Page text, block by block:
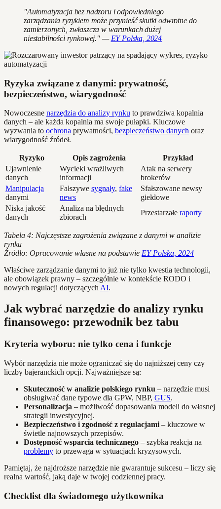
"Automatyzacja bez nadzoru i odpowiedniego
zarządzania ryzykiem może przynieść skutki odwrotne do
zamierzonych, zwłaszcza w warunkach dużej
niestabilności rynkowej." — EY Polska, 2024
Ryzyka związane z danymi: prywatność,
bezpieczeństwo, wiarygodność
Nowoczesne narzędzia do analizy rynku to prawdziwa kopalnia
danych – ale każda kopalnia ma swoje pułapki. Kluczowe
wyzwania to ochrona prywatności, bezpieczeństwo danych oraz
wiarygodność źródeł.
Ryzyko Opis zagrożenia
Przykład
Ujawnienie
danych
Wycieki wrażliwych
informacji
Atak na serwery
brokerów
Manipulacja
danymi
Fałszywe sygnały, fake
news
Sfałszowane newsy
giełdowe
Niska jakość
danych
Analiza na błędnych
zbiorach
Przestarzałe raporty
Tabela 4: Najczęstsze zagrożenia związane z danymi w analizie
rynku
Źródło: Opracowanie własne na podstawie EY Polska, 2024
Właściwe zarządzanie danymi to już nie tylko kwestia technologii,
ale obowiązek prawny – szczególnie w kontekście RODO i
nowych regulacji dotyczącychAI.
Jak wybrać narzędzie do analizy rynku
finansowego: przewodnik bez tabu
Kryteria wyboru: nie tylko cena i funkcje
Wybór narzędzia nie może ograniczać się do najniższej ceny czy
liczby bajeranckich opcji. Najważniejsze są:
Skuteczność w analizie polskiego rynku – narzędzie musi
obsługiwać dane typowe dla GPW, NBP, GUS.
Personalizacja – możliwość dopasowania modeli do własnej
strategii inwestycyjnej.
Bezpieczeństwo i zgodność z regulacjami – kluczowe w
świetle najnowszych przepisów.
Dostępność wsparcia technicznego – szybka reakcja na
problemy to przewaga w sytuacjach kryzysowych.
Pamiętaj, że najdroższe narzędzie nie gwarantuje sukcesu – liczy się
realna wartość, jaką daje w twojej codziennej pracy.
Checklist dla świadomego użytkownika